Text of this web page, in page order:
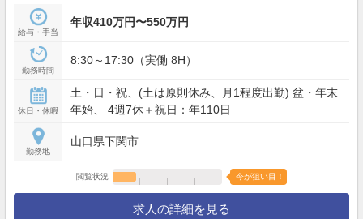
給与・手当
年収410万円〜550万円
勤務時間
8:30～17:30（実働 8H）
休日・休暇
土・日・祝、(土は原則休み、月1程度出勤) 盆・年末
年始、 4週7休＋祝日：年110日
勤務地
山口県下関市
閲覧状況 今が狙い目！
求人の詳細を見る